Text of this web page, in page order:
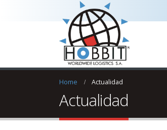
Home Actualidad
Actualidad